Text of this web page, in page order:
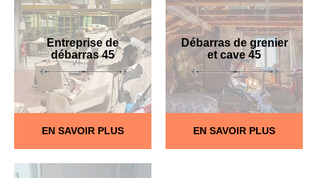
Entreprise de
débarras 45
EN SAVOIR PLUS
Débarras de grenier
et cave 45
EN SAVOIR PLUS